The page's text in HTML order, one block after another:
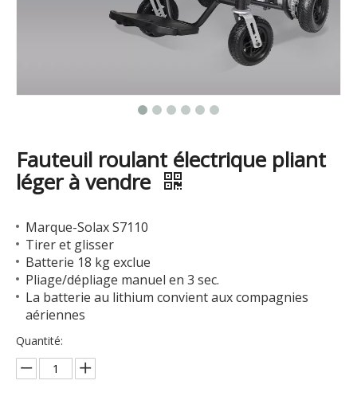
Fauteuil roulant électrique pliant
léger à vendre
Marque-Solax S7110
Tirer et glisser
Batterie 18 kg exclue
Pliage/dépliage manuel en 3 sec.
La batterie au lithium convient aux compagnies
aériennes
Quantité: